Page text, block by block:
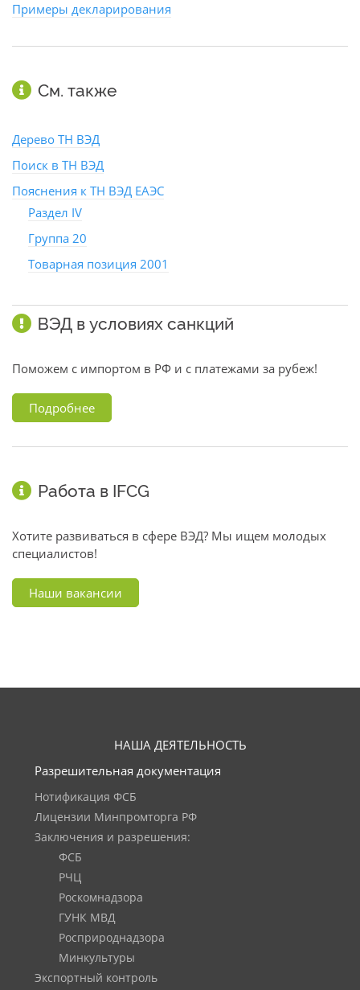
Примеры декларирования
См. также
Дерево ТН ВЭД
Поиск в ТН ВЭД
Пояснения к ТН ВЭД ЕАЭС
Раздел IV
Группа 20
Товарная позиция 2001
ВЭД в условиях санкций
Поможем с импортом в РФ и с платежами за рубеж!
Подробнее
Работа в IFCG
Хотите развиваться в сфере ВЭД? Мы ищем молодых
специалистов!
Наши вакансии
НАША ДЕЯТЕЛЬНОСТЬ
Разрешительная документация
Нотификация ФСБ
Лицензии Минпромторга РФ
Заключения и разрешения:
ФСБ
РЧЦ
Роскомнадзора
ГУНК МВД
Росприроднадзора
Минкультуры
Экспортный контроль